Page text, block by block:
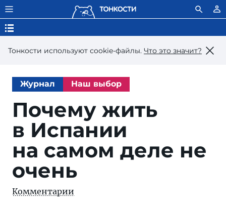
Тонкости используют сookie-файлы. Что это значит?
Журнал Наш выбор
Почему жить
в Испании
на самом деле не
очень
Комментарии